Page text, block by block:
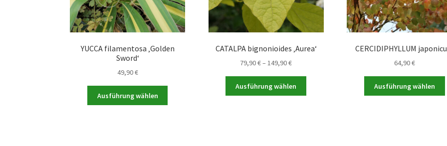
YUCCA filamentosa ‚Golden
Sword‘
49,90€
Ausführung wählen
CATALPA bignonioides ‚Aurea‘
79,90€–149,90€Preisspanne:
bis
149,90 €
Ausführung wählen
CERCIDIPHYLLUM
64,90€
Ausführung wählen